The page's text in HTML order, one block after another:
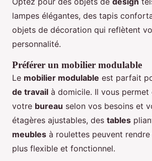
lampes élégantes, des tapis
objets de décoration qui reflètent
personnalité.
Préférer un mobilier modulable
Le mobilier modulable est parfait
de travail à domicile. Il vous permet
votre bureau selon vos besoins et
étagères ajustables, des tables
meubles à roulettes peuvent
plus flexible et fonctionnel.